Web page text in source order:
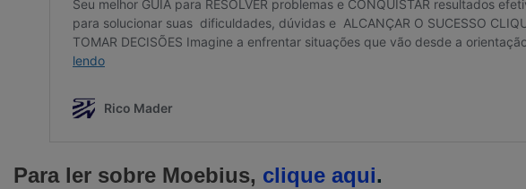
Para ler sobre Moebius, clique aqui.